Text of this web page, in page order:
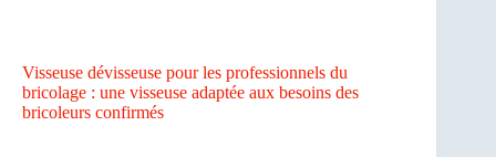
Visseuse dévisseuse pour les professionnels du
bricolage : une visseuse adaptée aux besoins des
bricoleurs confirmés